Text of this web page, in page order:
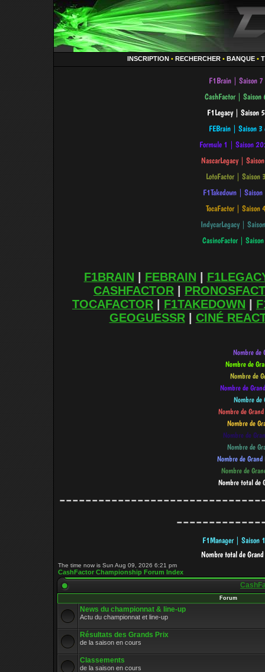
INSCRIPTION • RECHERCHER • BANQUE •
F1BRAIN FEBRAIN
CASHFACTOR
TOCAFACTOR
F1TAKEDOWN
GEOGUESSR| CINÉ
The time now is Sun Aug 09, 2026 6:21 pm
CashFactor Championship Forum Index
Forum
News du championnat & line-up
Actu du championnat et line-up
Résultats des Grands Prix
de la saison en cours
Classements
de la saison en cours